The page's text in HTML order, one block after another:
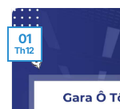
01
Th12